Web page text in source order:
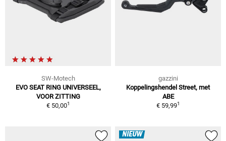
SW-Motech
EVO SEAT RING UNIVERSEEL,
VOOR ZITTING
€ 50,001
gazzini
Koppelingshendel Street, met
ABE
€ 59,991
NIEUW